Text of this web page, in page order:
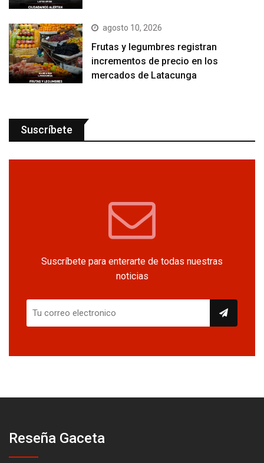
agosto 10, 2026
Frutas y legumbres registran
incrementos de precio en los
mercados de Latacunga
Suscríbete
Suscríbete para enterarte de todas nuestras
noticias
Reseña Gaceta